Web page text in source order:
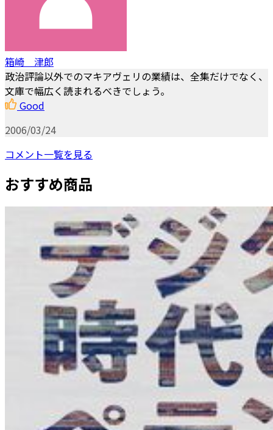
箱崎 津郎
政治評論以外でのマキアヴェリの業績は、全集だけでなく、
文庫で幅広く読まれるべきでしょう。
Good
2006/03/24
コメント一覧を見る
おすすめ商品